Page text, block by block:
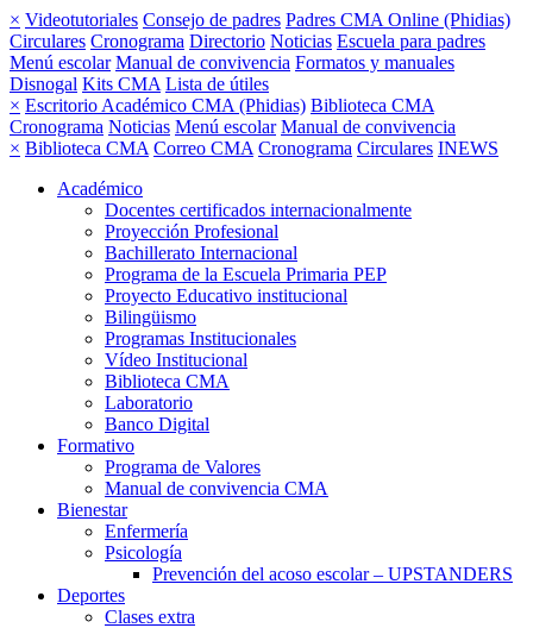
× Videotutoriales Consejo de padres Padres CMA Online (Phidias)
Circulares Cronograma Directorio Noticias Escuela para padres
Menú escolar Manual de convivencia Formatos y manuales
Disnogal Kits CMA Lista de útiles
× Escritorio Académico CMA (Phidias) Biblioteca CMA
Cronograma Noticias Menú escolar Manual de convivencia
× Biblioteca CMA Correo CMA Cronograma Circulares INEWS
Académico
Docentes certificados internacionalmente
Proyección Profesional
Bachillerato Internacional
Programa de la Escuela Primaria PEP
Proyecto Educativo institucional
Bilingüismo
Programas Institucionales
Vídeo Institucional
Biblioteca CMA
Laboratorio
Banco Digital
Formativo
Programa de Valores
Manual de convivencia CMA
Bienestar
Enfermería
Psicología
Prevención del acoso escolar – UPSTANDERS
Deportes
Clases extra